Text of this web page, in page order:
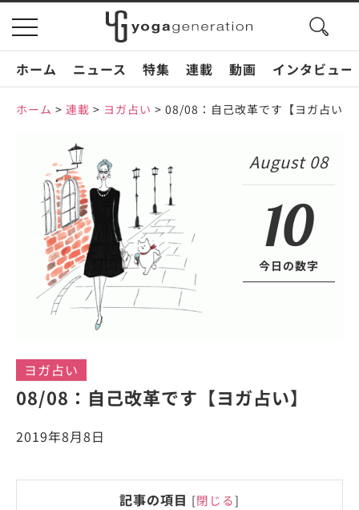
toggle
navigation
search
ホーム
ニュース 特集 連載 動画 インタビュー
ホーム > 連載 > ヨガ占い > 08/08：自己改革です【ヨガ占い】
August 08
10
今日の数字
ヨガ占い
08/08：自己改革です【ヨガ占い】
2019年8月8日
記事の項目 [閉じる]